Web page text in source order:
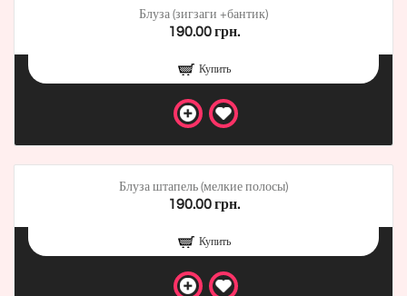
Блуза (зигзаги +бантик)
190.00 грн.
Купить
Блуза штапель (мелкие полосы)
190.00 грн.
Купить